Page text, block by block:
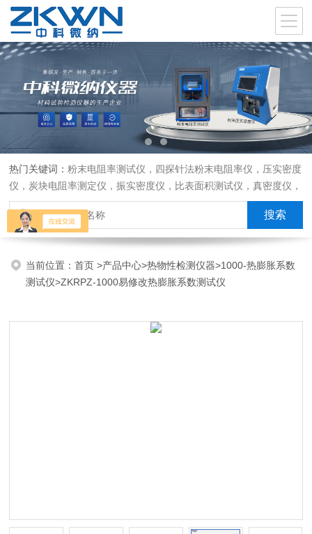
热门关键词：粉末电阻率测试仪，四探针法粉末电阻率仪，压实密度
仪，炭块电阻率测定仪，振实密度仪，比表面积测试仪，真密度仪，
炭块热膨胀仪，炭块透气率仪，炭块二氧化碳反应测定仪
当前位置：首页>产品中心>热物性检测仪器>1000-热膨胀系数
测试仪>ZKRPZ-1000易修改热膨胀系数测试仪